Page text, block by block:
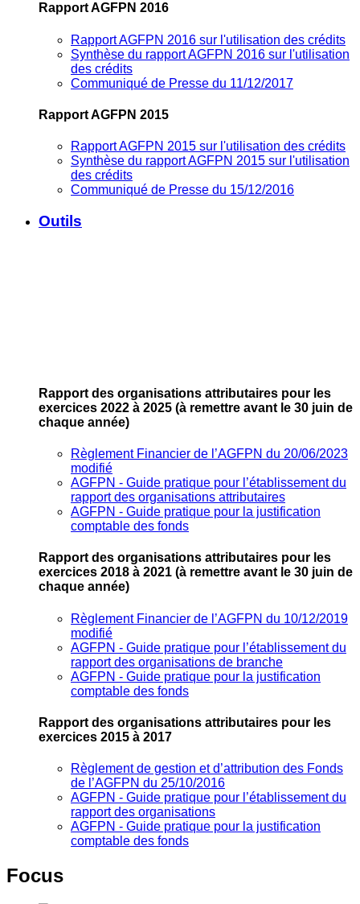
Rapport AGFPN 2016
Rapport AGFPN 2016 sur l'utilisation des crédits
Synthèse du rapport AGFPN 2016 sur l'utilisation
des crédits
Communiqué de Presse du 11/12/2017
Rapport AGFPN 2015
Rapport AGFPN 2015 sur l'utilisation des crédits
Synthèse du rapport AGFPN 2015 sur l'utilisation
des crédits
Communiqué de Presse du 15/12/2016
Outils
Rapport des organisations attributaires pour les
exercices 2022 à 2025 (à remettre avant le 30 juin de
chaque année)
Règlement Financier de l’AGFPN du 20/06/2023
modifié
AGFPN ‐ Guide pratique pour l’établissement du
rapport des organisations attributaires
AGFPN ‐ Guide pratique pour la justification
comptable des fonds
Rapport des organisations attributaires pour les
exercices 2018 à 2021 (à remettre avant le 30 juin de
chaque année)
Règlement Financier de l’AGFPN du 10/12/2019
modifié
AGFPN ‐ Guide pratique pour l’établissement du
rapport des organisations de branche
AGFPN ‐ Guide pratique pour la justification
comptable des fonds
Rapport des organisations attributaires pour les
exercices 2015 à 2017
Règlement de gestion et d’attribution des Fonds
de l’AGFPN du 25/10/2016
AGFPN ‐ Guide pratique pour l’établissement du
rapport des organisations
AGFPN ‐ Guide pratique pour la justification
comptable des fonds
Focus